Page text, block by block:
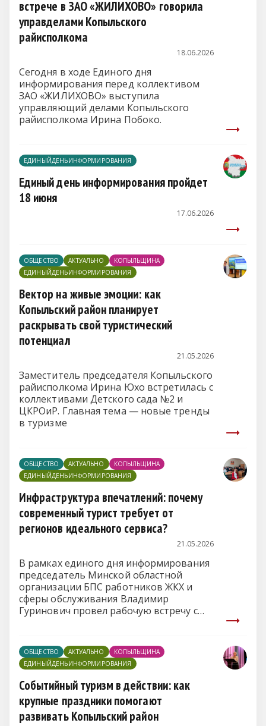
встрече в ЗАО «ЖИЛИХОВО» говорила
управделами Копыльского
райисполкома
18.06.2026
Сегодня в ходе Единого дня
информирования перед коллективом
ЗАО «ЖИЛИХОВО» выступила
управляющий делами Копыльского
райисполкома Ирина Побоко.
ЕДИНЫЙДЕНЬИНФОРМИРОВАНИЯ
Единый день информирования пройдет
18 июня
17.06.2026
ОБЩЕСТВО АКТУАЛЬНО
КОПЫЛЬЩИНА
ЕДИНЫЙДЕНЬИНФОРМИРОВАНИЯ
Вектор на живые эмоции: как
Копыльский район планирует
раскрывать свой туристический
потенциал
21.05.2026
Заместитель председателя Копыльского
райисполкома Ирина Юхо встретилась с
коллективами Детского сада №2 и
ЦКРОиР. Главная тема — новые тренды
в туризме
ОБЩЕСТВО АКТУАЛЬНО
КОПЫЛЬЩИНА
ЕДИНЫЙДЕНЬИНФОРМИРОВАНИЯ
Инфраструктура впечатлений: почему
современный турист требует от
регионов идеального сервиса?
21.05.2026
В рамках единого дня информирования
председатель Минской областной
организации БПС работников ЖКХ и
сферы обслуживания Владимир
Гуринович провел рабочую встречу с
ОБЩЕСТВО АКТУАЛЬНО
КОПЫЛЬЩИНА
ЕДИНЫЙДЕНЬИНФОРМИРОВАНИЯ
Событийный туризм в действии: как
крупные праздники помогают
развивать Копыльский район